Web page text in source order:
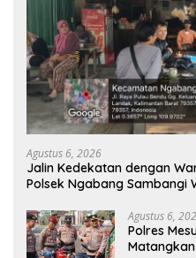
Agustus 6, 2026
Jalin Kedekatan dengan
Polsek Ngabang Sambangi
Agustus 6,
Polres